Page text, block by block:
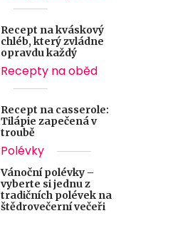
Recept na kváskový
chléb, který zvládne
opravdu každý
Recepty na oběd
Recept na casserole:
Tilápie zapečená v
troubě
Polévky
Vánoční polévky –
vyberte si jednu z
tradičních polévek na
štědrovečerní večeři